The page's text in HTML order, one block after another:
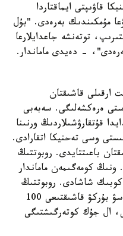
قاۋىپتى ايماقتاردا
مۇمكىندىك بەرەدى. "بۇل
توتەنشە جاعدايلارعا
- دەيدى ماماندار.
ارقىلى قاشىقتان
ەرەكشەلىگى. سەبەبى
قۇتقارۋشىلاردىڭ ورنىنا
وسى تەحنيكا اتقارادى.
مەتر قاشىقتىقتان باعىتتايدى. روبوتتىڭ
ونىڭ كومەگىمەن ماماندار
شاشادى. روبوتتىڭ
جىلدامدىعى ساعاتىنا 10 شاقىرىم. سۋ بۇركۋ قاشىقتىعى 100
اسادى. سالماعى 480 كەلى، ال جۇك كوتەرگىشتىگى